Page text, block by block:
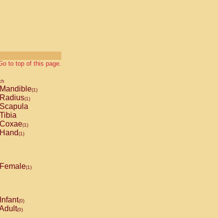
to top of this page.
Mandible(1)
Radius(1)
Scapula
Tibia
Coxae(1)
Hand(1)
Female(1)
Infant(0)
(0)